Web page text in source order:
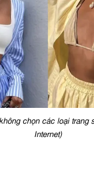
chọn các loại trang
Internet)